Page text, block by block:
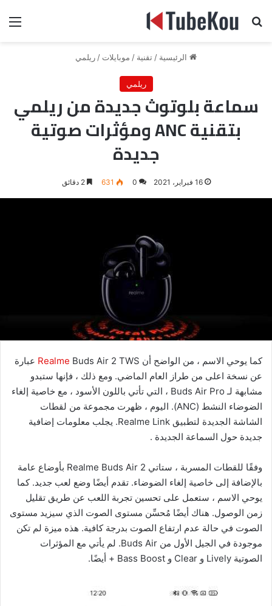
بحث عن
الرئيسية / تقنية / موبايلات / ريلمي
ريلمي
سماعة بلوتوث جديدة من ريلمي
بتقنية ANC ومؤثرات صوتية
جديدة
16 فبراير، 2021 0
631 2 دقائق
كما يوحي الاسم ، من الواضح أن Realme Buds Air 2 TWS عبارة
عن نسخة اعلى من طراز العام الماضي. ومع ذلك ، فإنها ستبدو
مشابهة لـ Buds Air Pro ، التي تأتي باللون الأسود ، مع خاصية إلغاء
الضوضاء النشط (ANC). اليوم ، ظهرت مجموعة من لقطات
الشاشة الجديدة لتطبيق Realme Link. يجلب معلومات إضافية
جديدة حول السماعة الجديدة .
وفقًا للقطات المسربة ، ستاتي Realme Buds Air 2 بأوضاع عامة
بالإضافة إلى خاصية إلغاء الضوضاء. تقدم أيضًا وضع لعب جديد. كما
يوحي الاسم ، ستعمل على تحسين تجربة اللعب عن طريق تقليل
زمن الوصول. هناك أيضًا مُحسِّن مستوى الصوت الذي سيزيد مستوى
الصوت في حالة عدم ارتفاع الصوت بدرجة كافية. هذه ميزة لم تكن
موجودة في الجيل الأول من Buds Air. لم يأتي مع المؤثرات
الصوتية Lively و Clear و Bass Boost + أيضًا.